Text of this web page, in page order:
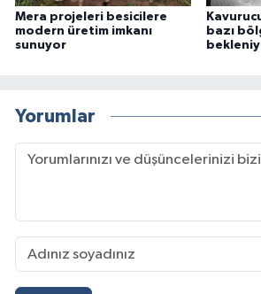
Mera projeleri besicilere
modern üretim imkanı
sunuyor
bazı
Yorumlar